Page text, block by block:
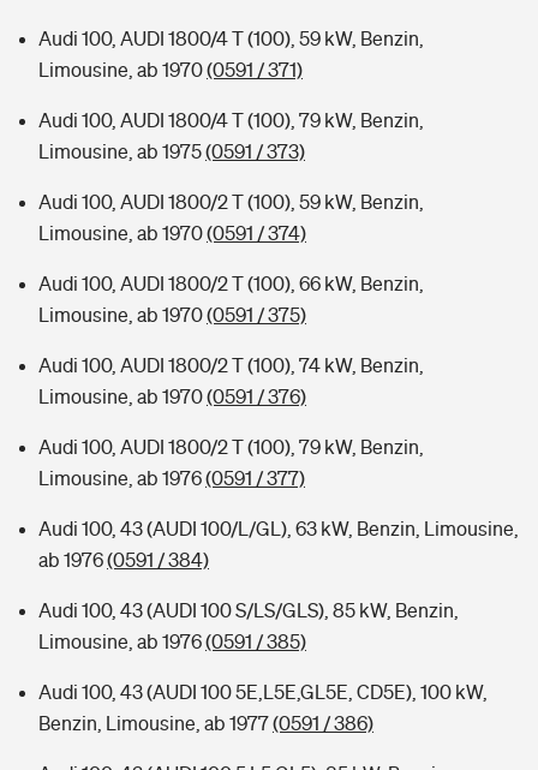
Audi 100, AUDI 1800/4 T (100), 59 kW, Benzin,
Limousine, ab 1970(0591 / 371)
Audi 100, AUDI 1800/4 T (100), 79 kW, Benzin,
Limousine, ab 1975(0591 / 373)
Audi 100, AUDI 1800/2 T (100), 59 kW, Benzin,
Limousine, ab 1970(0591 / 374)
Audi 100, AUDI 1800/2 T (100), 66 kW, Benzin,
Limousine, ab 1970(0591 / 375)
Audi 100, AUDI 1800/2 T (100), 74 kW, Benzin,
Limousine, ab 1970(0591 / 376)
Audi 100, AUDI 1800/2 T (100), 79 kW, Benzin,
Limousine, ab 1976(0591 / 377)
Audi 100, 43 (AUDI 100/L/GL), 63 kW, Benzin, Limousine,
ab 1976(0591 / 384)
Audi 100, 43 (AUDI 100 S/LS/GLS), 85 kW, Benzin,
Limousine, ab 1976(0591 / 385)
Audi 100, 43 (AUDI 100 5E,L5E,GL5E, CD5E), 100 kW,
Benzin, Limousine, ab 1977(0591 / 386)